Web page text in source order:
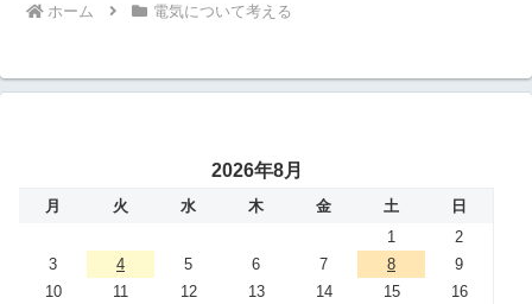
ホーム 電気について考える
2026年8月
月 火 水 木 金 土
日
1
2
3
4 5 6 7 8
9
10
11 12 13 14 15
16